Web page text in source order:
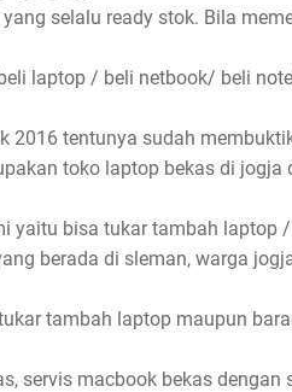
selalu ready stok. Bila
laptop / beli netbook/ beli
2016 tentunya sudah
toko laptop bekas di
yaitu bisa tukar tambah laptop
berada di sleman, warga
tambah laptop maupun
servis macbook bekas